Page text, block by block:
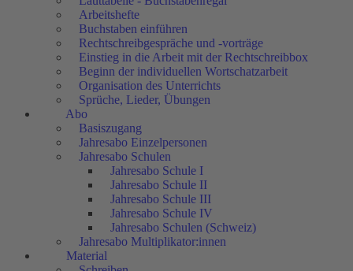
Arbeitshefte
Buchstaben einführen
Rechtschreibgespräche und -vorträge
Einstieg in die Arbeit mit der Rechtschreibbox
Beginn der individuellen Wortschatzarbeit
Organisation des Unterrichts
Sprüche, Lieder, Übungen
Abo
Basiszugang
Jahresabo Einzelpersonen
Jahresabo Schulen
Jahresabo Schule I
Jahresabo Schule II
Jahresabo Schule III
Jahresabo Schule IV
Jahresabo Schulen (Schweiz)
Jahresabo Multiplikator:innen
Material